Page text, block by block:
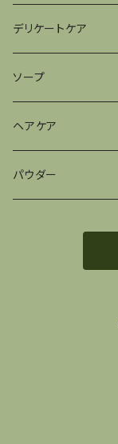
デリケートケア
ソープ
ヘアケア
パウダー